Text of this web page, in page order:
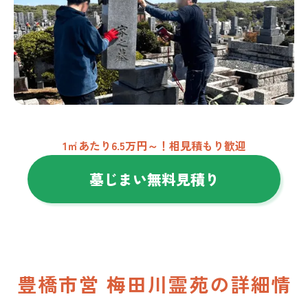
1㎡あたり6.5万円～！相見積もり歓迎
墓じまい無料見積り
豊橋市営 梅田川霊苑の詳細情